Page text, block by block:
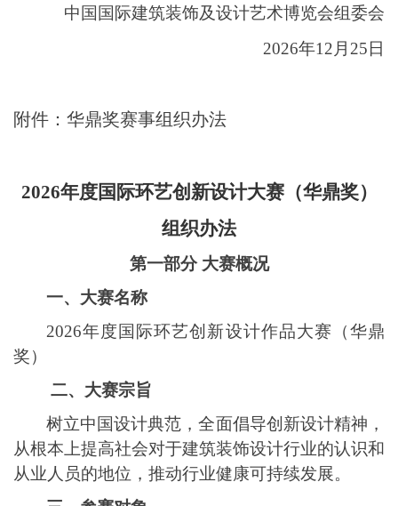
中国国际建筑装饰及设计艺术博览会组委会
2026年12 月 25 日
附件：华鼎奖赛事组织办法
2026年度国际环艺创新设计大赛（华鼎奖）
组织办法
第一部分 大赛概况
一、大赛名称
2026年度国际环艺创新设计作品大赛（华鼎
奖）
二、大赛宗旨
树立中国设计典范，全面倡导创新设计精神，
从根本上提高社会对于建筑装饰设计行业的认识和
从业人员的地位，推动行业健康可持续发展。